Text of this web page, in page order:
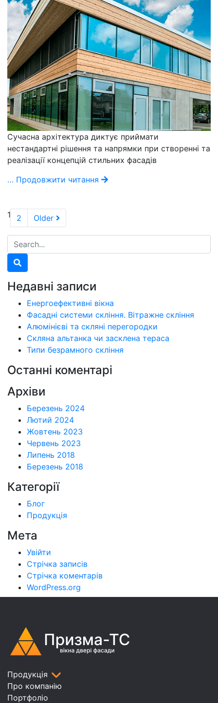
Сучасна архітектура диктує приймати
нестандартні рішення та напрямки при створенні та
реалізації концепцій стильних фасадів
… Продовжити читання
1 2 Older
Недавні записи
Енергоефективні вікна
Фасадні системи скління. Вітражне скління
Алюмінієві та скляні перегородки
Скляна альтанка чи засклена тераса
Типи безрамного скління
Останні коментарі
Архіви
Березень 2024
Лютий 2024
Жовтень 2023
Червень 2023
Липень 2018
Березень 2018
Категорії
Блог
Продукція
Мета
Увійти
Стрічка записів
Стрічка коментарів
WordPress.org
Продукція
Про компанію
Портфоліо